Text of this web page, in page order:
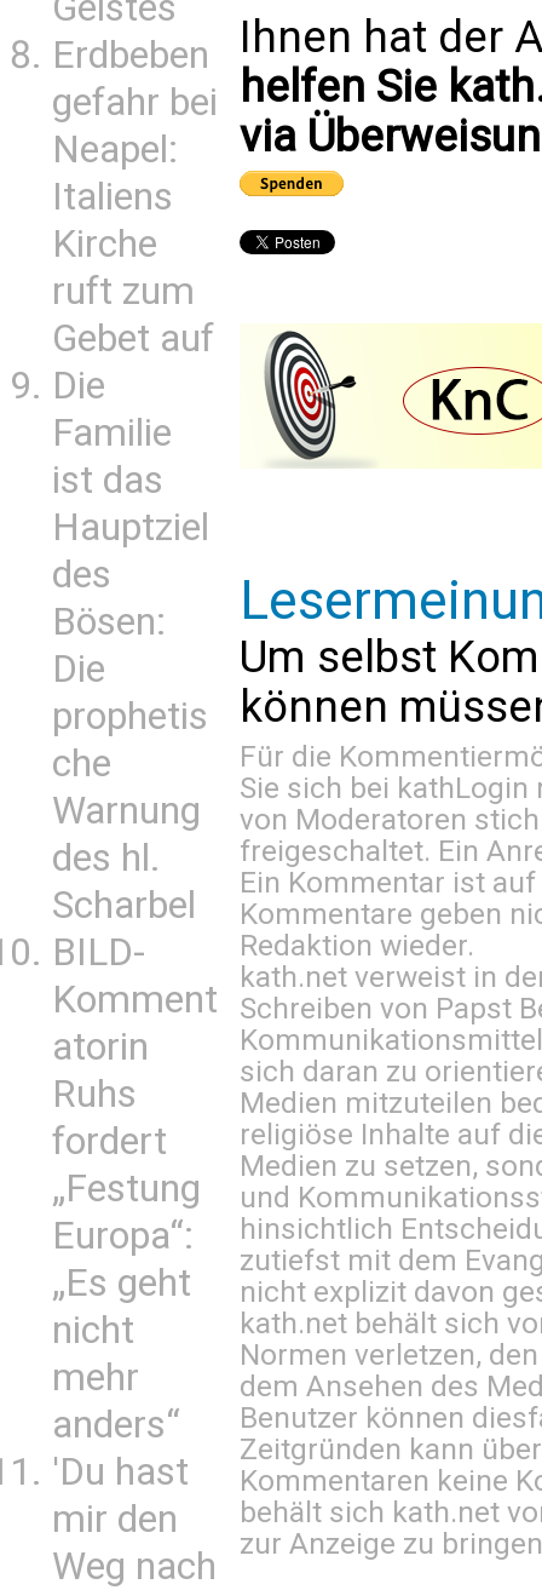
Erdbeben
gefahr bei
Neapel:
Italiens
Kirche
ruft zum
Gebet auf
Die
Familie
ist das
Hauptziel
des
Bösen:
Die
prophetis
che
Warnung
des hl.
Scharbel
BILD-
Komment
atorin
Ruhs
fordert
„Festung
Europa“:
„Es geht
nicht
mehr
anders“
'Du hast
mir den
Weg nach
Ihnen hat der
helfen Sie
via
Um selbst
können
Für die
Sie sich bei kathLogin
von Moderatoren
freigeschaltet. Ein
Ein Kommentar ist
Kommentare geben
Redaktion wieder.
kath.net verweist in
Schreiben von Papst
sich daran zu
Medien mitzuteilen
religiöse Inhalte auf
Medien zu setzen,
und
hinsichtlich
zutiefst mit dem
nicht explizit davon
kath.net behält sich
Normen verletzen,
dem Ansehen des
Benutzer können
Zeitgründen kann
Kommentaren keine
behält sich kath.net
zur Anzeige zu